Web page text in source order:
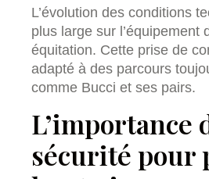
L’évolution des conditions
plus large sur l’équipement
équitation. Cette prise de
adapté à des parcours
comme Bucci et ses pairs.
L’importance
sécurité pour